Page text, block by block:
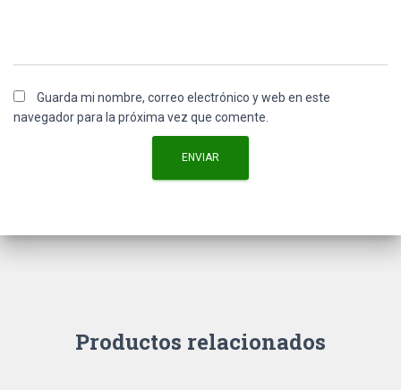
Guarda mi nombre, correo electrónico y web en este
navegador para la próxima vez que comente.
Productos relacionados